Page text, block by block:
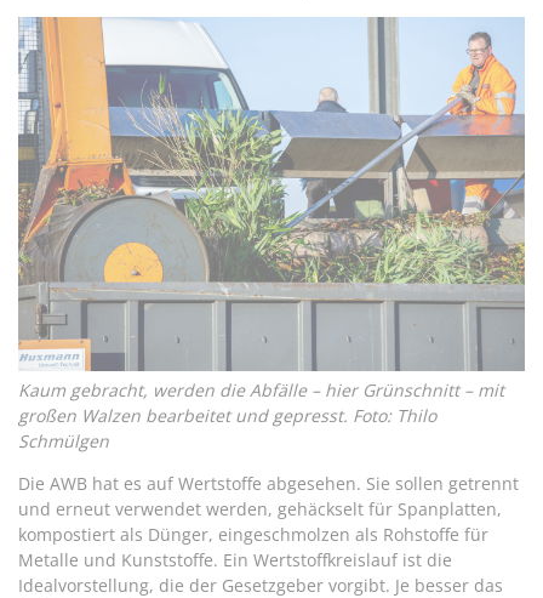
Kaum gebracht, werden die Abfälle – hier Grünschnitt – mit
großen Walzen bearbeitet und gepresst. Foto: Thilo
Schmülgen
Die AWB hat es auf Wertstoffe abgesehen. Sie sollen getrennt
und erneut verwendet werden, gehäckselt für Spanplatten,
kompostiert als Dünger, eingeschmolzen als Rohstoffe für
Metalle und Kunststoffe. Ein Wertstoffkreislauf ist die
Idealvorstellung, die der Gesetzgeber vorgibt. Je besser das